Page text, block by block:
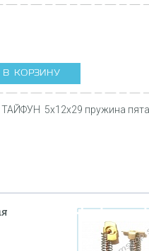
В КОРЗИНУ
5х12х29 пружина